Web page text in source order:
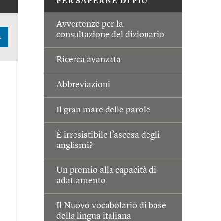
Avvertenze per la
consultazione del dizionario
Ricerca avanzata
Abbreviazioni
Il gran mare delle parole
È irresistibile l’ascesa degli
anglismi?
Un premio alla capacità di
adattamento
Il Nuovo vocabolario di base
della lingua italiana